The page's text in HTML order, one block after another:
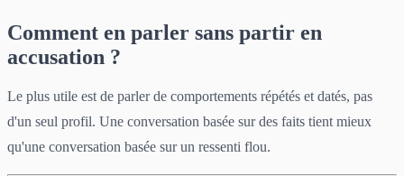
Comment en parler sans partir en
accusation ?
Le plus utile est de parler de comportements répétés et datés, pas
d'un seul profil. Une conversation basée sur des faits tient mieux
qu'une conversation basée sur un ressenti flou.